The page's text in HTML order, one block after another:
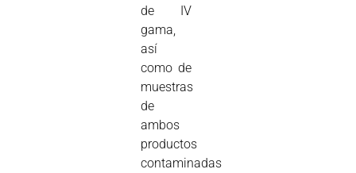
de IV
gama,
así
como de
muestras
de
ambos
productos
contaminadas